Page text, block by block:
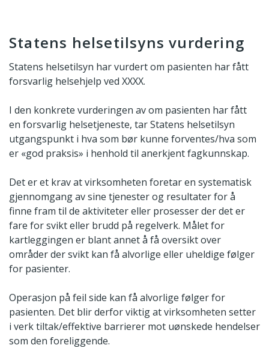
Statens helsetilsyns vurdering
Statens helsetilsyn har vurdert om pasienten har fått
forsvarlig helsehjelp ved XXXX.
I den konkrete vurderingen av om pasienten har fått
en forsvarlig helsetjeneste, tar Statens helsetilsyn
utgangspunkt i hva som bør kunne forventes/hva som
er «god praksis» i henhold til anerkjent fagkunnskap.
Det er et krav at virksomheten foretar en systematisk
gjennomgang av sine tjenester og resultater for å
finne fram til de aktiviteter eller prosesser der det er
fare for svikt eller brudd på regelverk. Målet for
kartleggingen er blant annet å få oversikt over
områder der svikt kan få alvorlige eller uheldige følger
for pasienter.
Operasjon på feil side kan få alvorlige følger for
pasienten. Det blir derfor viktig at virksomheten setter
i verk tiltak/effektive barrierer mot uønskede hendelser
som den foreliggende.